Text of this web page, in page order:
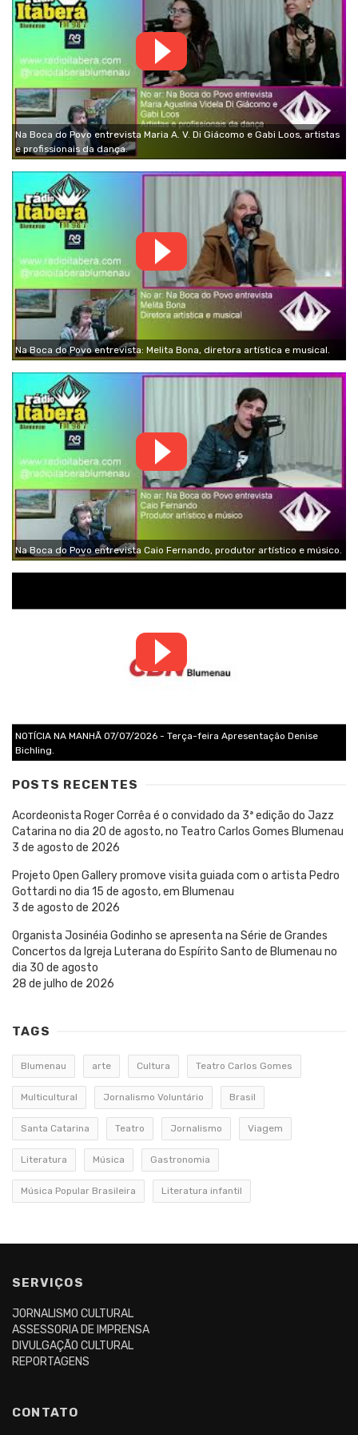
Na Boca do Povo entrevista Maria A. V. Di Giácomo e Gabi Loos, artistas
e profissionais da dança.
Na Boca do Povo entrevista: Melita Bona, diretora artística e musical.
Na Boca do Povo entrevista Caio Fernando, produtor artístico e músico.
NOTÍCIA NA MANHÃ 07/07/2026 - Terça-feira Apresentação Denise
Bichling.
POSTS RECENTES
Acordeonista Roger Corrêa é o convidado da 3ª edição do Jazz
Catarina no dia 20 de agosto, no Teatro Carlos Gomes Blumenau
3 de agosto de 2026
Projeto Open Gallery promove visita guiada com o artista Pedro
Gottardi no dia 15 de agosto, em Blumenau
3 de agosto de 2026
Organista Josinéia Godinho se apresenta na Série de Grandes
Concertos da Igreja Luterana do Espírito Santo de Blumenau no
dia 30 de agosto
28 de julho de 2026
TAGS
Blumenau arte Cultura Teatro Carlos Gomes
Multicultural Jornalismo Voluntário Brasil
Santa Catarina Teatro Jornalismo Viagem
Literatura Música Gastronomia
Música Popular Brasileira Literatura infantil
SERVIÇOS
JORNALISMO CULTURAL
ASSESSORIA DE IMPRENSA
DIVULGAÇÃO CULTURAL
REPORTAGENS
CONTATO